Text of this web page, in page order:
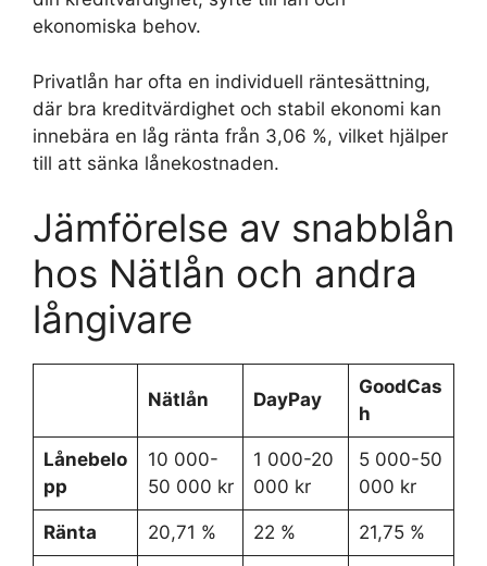
ekonomiska behov.
Privatlån har ofta en individuell räntesättning,
där bra kreditvärdighet och stabil ekonomi kan
innebära en låg ränta från 3,06 %, vilket hjälper
till att sänka lånekostnaden.
Jämförelse av snabblån
hos Nätlån och andra
långivare
Nätlån DayPay
GoodCas
h
Lånebelo
pp
10 000-
50 000 kr
1 000-20
000 kr
5 000-50
000 kr
Ränta 20,71 % 22 % 21,75 %